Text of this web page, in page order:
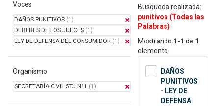
Manual del Usuario
Voces
DAÑOS PUNITIVOS (1)
DEBERES DE LOS JUECES (1)
LEY DE DEFENSA DEL CONSUMIDOR (1)
Organismo
SECRETARÍA CIVIL STJ Nº1 (1)
Busqueda realizada:
punitivos (Todas las
Palabras)
Mostrando 1-1 de 1
elemento.
DAÑOS
PUNITIVOS
- LEY DE
DEFENSA